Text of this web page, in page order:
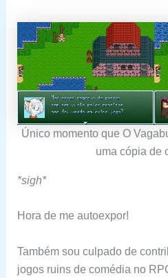
Único momento que O
uma cópia de
*sigh*
Hora de me autoexpor!
Também sou culpado de
jogos ruins de comédia no